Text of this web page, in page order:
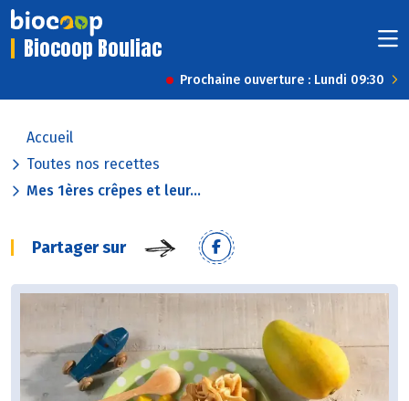
Biocoop Bouliac
Prochaine ouverture : Lundi 09:30
Accueil
Toutes nos recettes
Mes 1ères crêpes et leur...
Partager sur